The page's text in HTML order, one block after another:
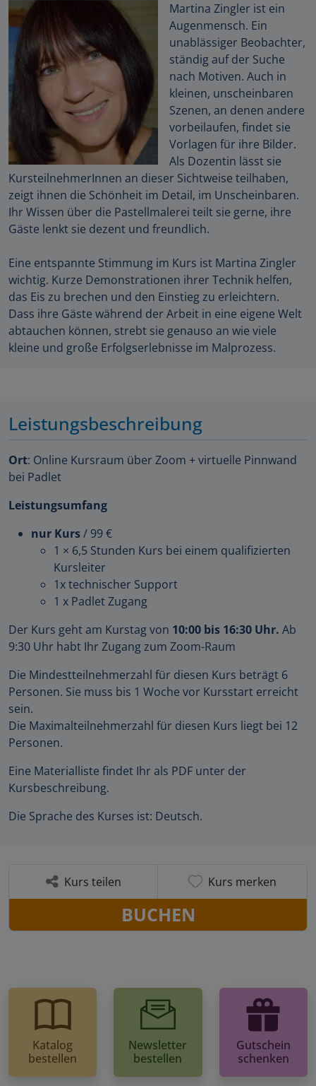
Martina Zingler ist ein
Augenmensch. Ein
unablässiger Beobachter,
ständig auf der Suche
nach Motiven. Auch in
kleinen, unscheinbaren
Szenen, an denen andere
vorbeilaufen, findet sie
Vorlagen für ihre Bilder.
Als Dozentin lässt sie
KursteilnehmerInnen an dieser Sichtweise teilhaben,
zeigt ihnen die Schönheit im Detail, im Unscheinbaren.
Ihr Wissen über die Pastellmalerei teilt sie gerne, ihre
Gäste lenkt sie dezent und freundlich.
Eine entspannte Stimmung im Kurs ist Martina Zingler
wichtig. Kurze Demonstrationen ihrer Technik helfen,
das Eis zu brechen und den Einstieg zu erleichtern.
Dass ihre Gäste während der Arbeit in eine eigene Welt
abtauchen können, strebt sie genauso an wie viele
kleine und große Erfolgserlebnisse im Malprozess.
Leistungsbeschreibung
Ort: Online Kursraum über Zoom + virtuelle Pinnwand
bei Padlet
Leistungsumfang
nur Kurs/ 99 €
1 × 6,5 Stunden Kurs bei einem qualifizierten
Kursleiter
1x technischer Support
1 x Padlet Zugang
Der Kurs geht am Kurstag von 10:00 bis 16:30 Uhr. Ab
9:30 Uhr habt Ihr Zugang zum Zoom-Raum
Die Mindestteilnehmerzahl für diesen Kurs beträgt 6
Personen. Sie muss bis 1 Woche vor Kursstart erreicht
sein.
Die Maximalteilnehmerzahl für diesen Kurs liegt bei 12
Personen.
Eine Materialliste findet Ihr als PDF unter der
Kursbeschreibung.
Die Sprache des Kurses ist: Deutsch.
Kurs teilen Kurs merken
BUCHEN
Katalog
bestellen
Newsletter
bestellen
Gutschein
schenken